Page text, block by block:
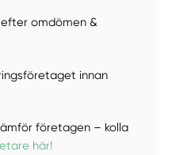
omdömen &
innan
företagen – kolla
här!